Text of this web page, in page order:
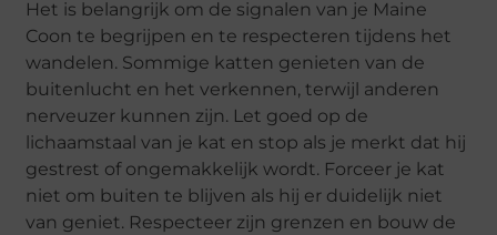
Het is belangrijk om de signalen van je Maine
Coon te begrijpen en te respecteren tijdens het
wandelen. Sommige katten genieten van de
buitenlucht en het verkennen, terwijl anderen
nerveuzer kunnen zijn. Let goed op de
lichaamstaal van je kat en stop als je merkt dat hij
gestrest of ongemakkelijk wordt. Forceer je kat
niet om buiten te blijven als hij er duidelijk niet
van geniet. Respecteer zijn grenzen en bouw de